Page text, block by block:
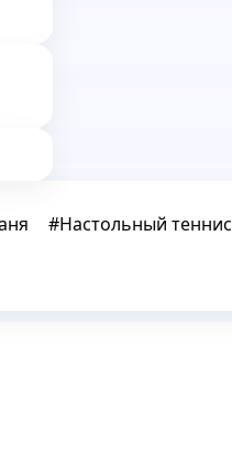
#Настольный теннис